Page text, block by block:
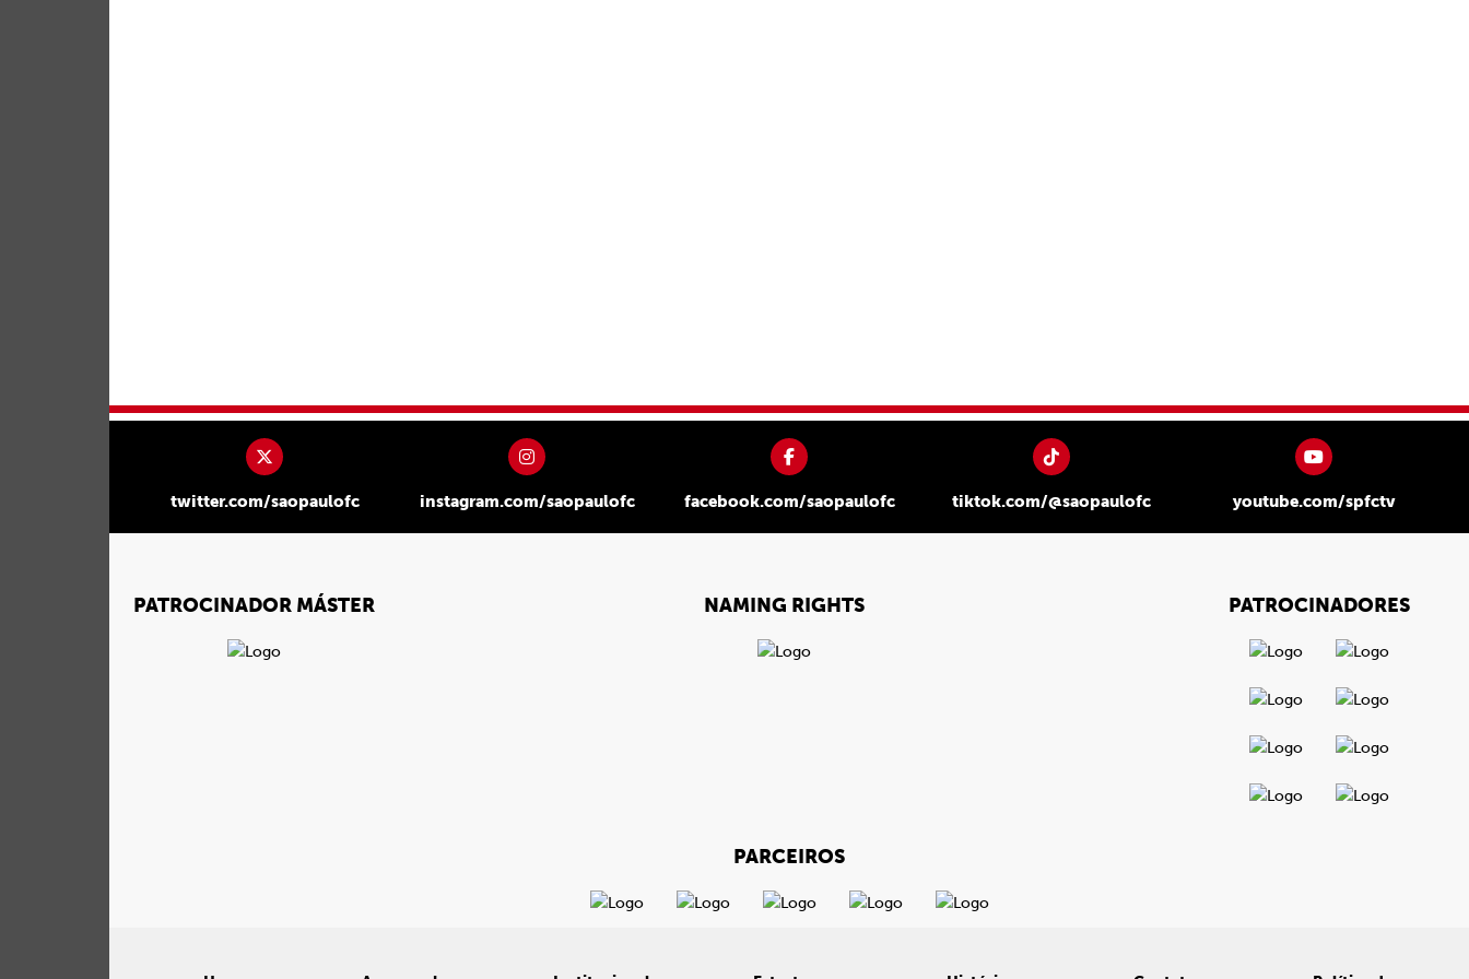
twitter.com/saopaulofc instagram.com/saopaulofc facebook.com/saopaulofc tiktok.com/@saopaulofc youtube.com/spfctv
PATROCINADOR MÁSTER NAMING RIGHTS PATROCINADORES
PARCEIROS